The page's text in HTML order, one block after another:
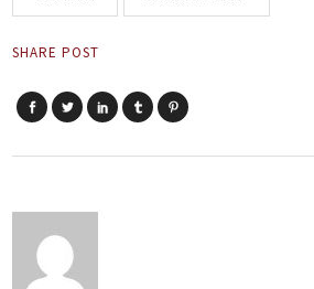
SHARE POST